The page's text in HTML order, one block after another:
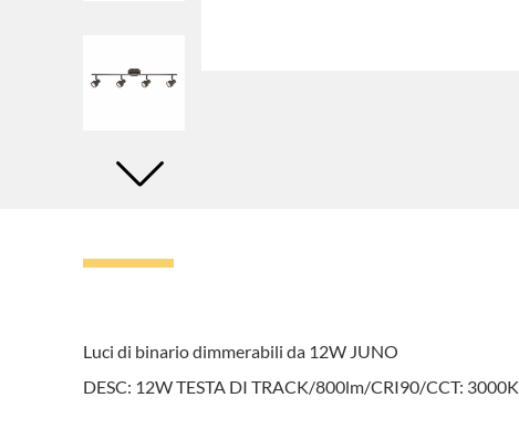
Luci di binario dimmerabili da 12W JUNO
DESC: 12W TESTA DI TRACK/800lm/CRI90/CCT: 3000K